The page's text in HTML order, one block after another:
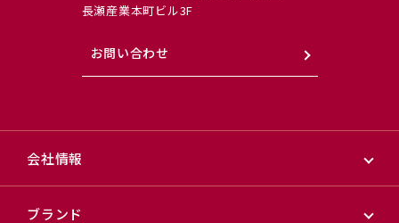
長瀬産業本町ビル3F
お問い合わせ
会社情報
ブランド